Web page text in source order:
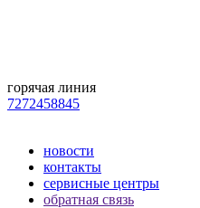
горячая линия
7272458845
новости
контакты
сервисные центры
обратная связь